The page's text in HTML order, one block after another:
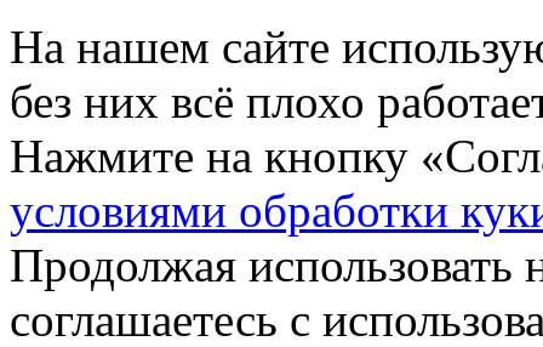
На нашем сайте
без них всё плохо
Нажмите на кнопку
условиями обработки
Продолжая использовать
соглашаетесь с